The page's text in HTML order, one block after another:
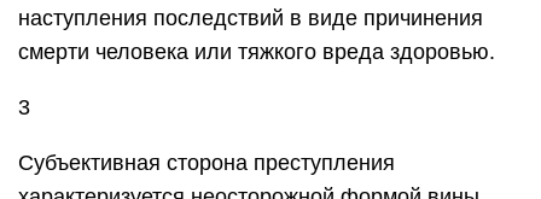
наступления последствий в виде причинения
смерти человека или тяжкого вреда здоровью.
3
Субъективная сторона преступления